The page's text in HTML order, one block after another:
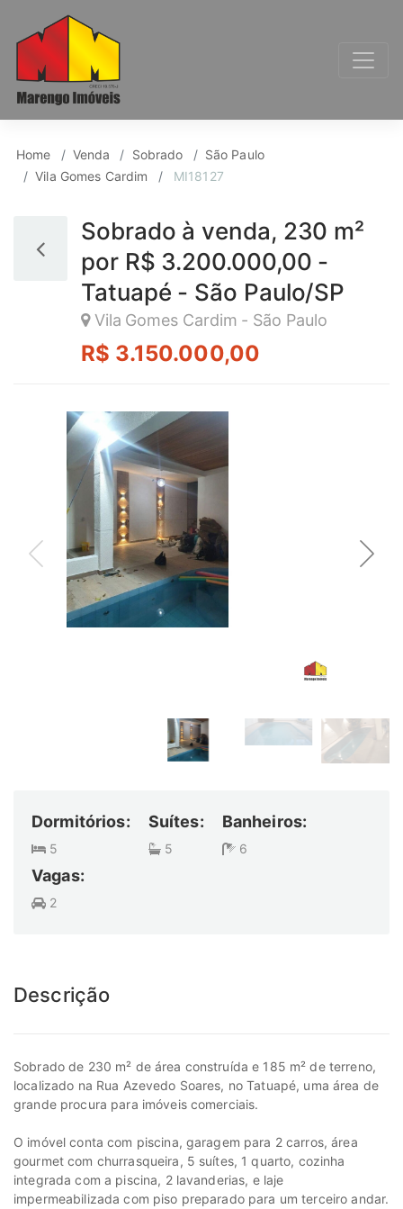
Sobrado para
Home Venda Sobrado
São Paulo
Vila Gomes Cardim
MI18127
Sobrado à venda, 230 m²
por R$ 3.200.000,00 -
Tatuapé - São Paulo/SP
Vila Gomes Cardim - São Paulo
R$ 3.150.000,00
Dormitórios:
5
Suítes:
5
Banheiros:
6
Vagas:
2
Descrição
Sobrado de 230 m² de área construída e 185 m² de terreno,
localizado na Rua Azevedo Soares, no Tatuapé, uma área de
grande procura para imóveis comerciais.
O imóvel conta com piscina, garagem para 2 carros, área
gourmet com churrasqueira, 5 suítes, 1 quarto, cozinha
integrada com a piscina, 2 lavanderias, e laje
impermeabilizada com piso preparado para um terceiro andar.